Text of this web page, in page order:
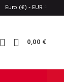
Euro (€) - EUR
0,00 €